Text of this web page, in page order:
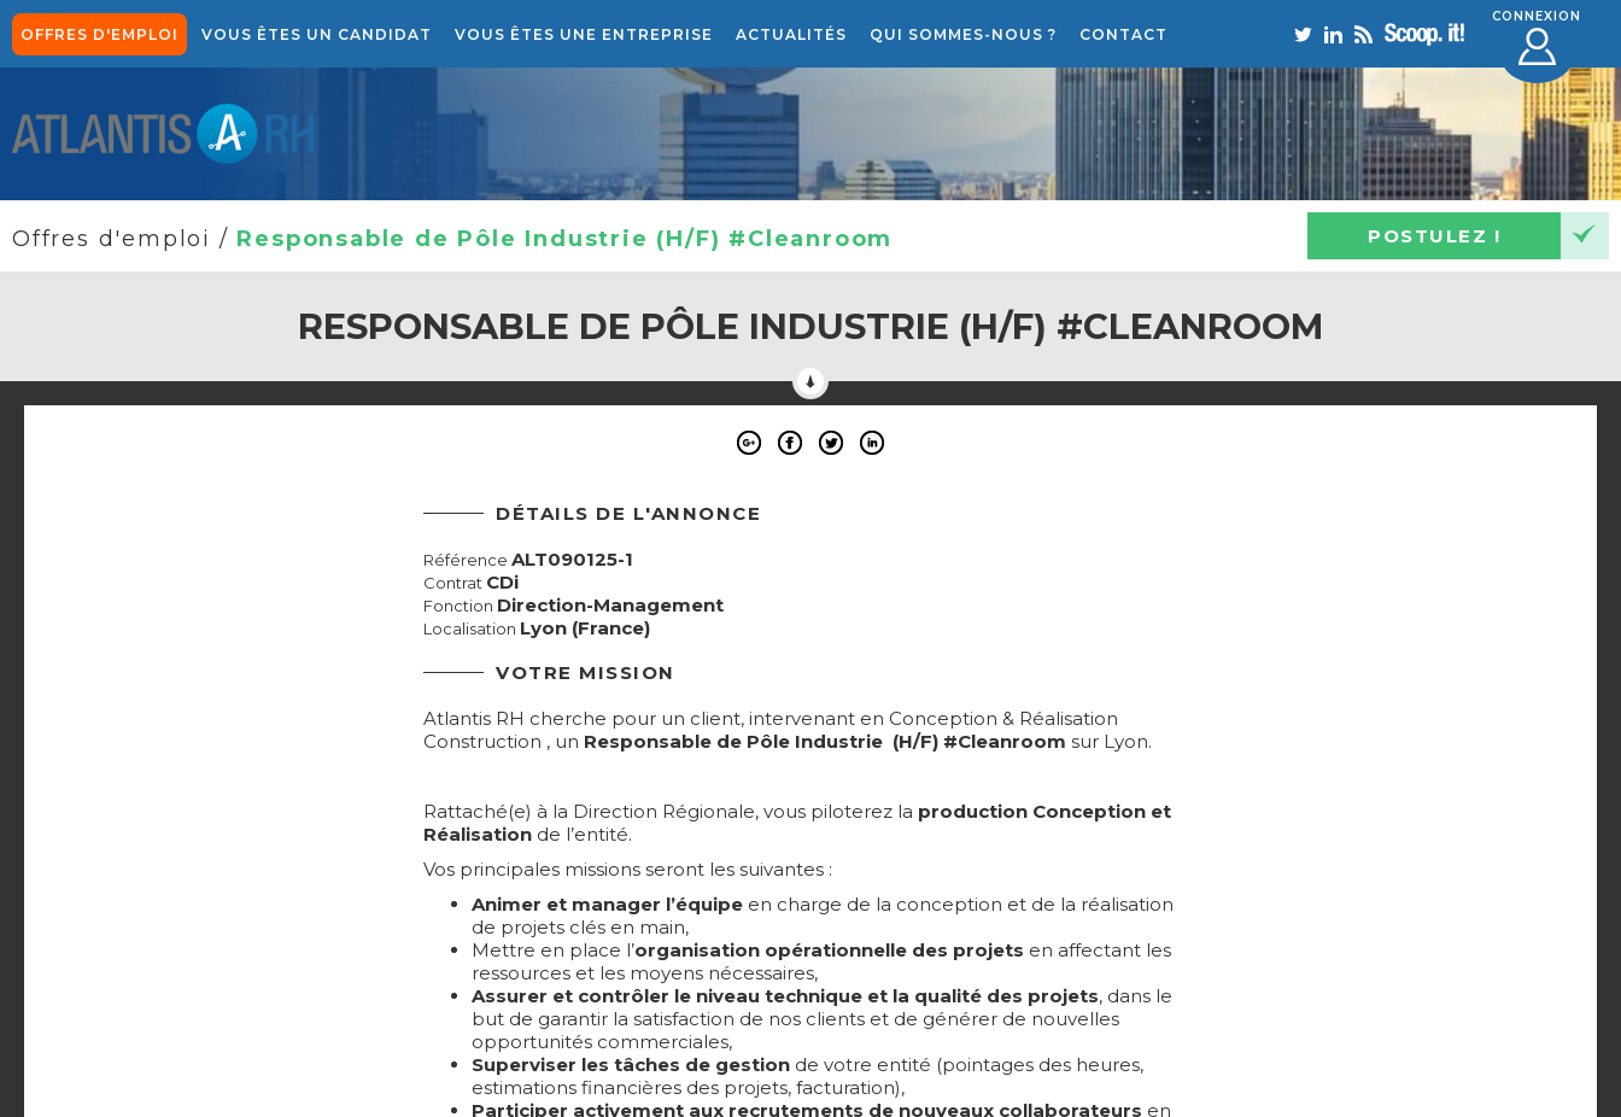
OFFRES D'EMPLOI VOUS ÊTES UN CANDIDAT VOUS ÊTES UNE ENTREPRISE ACTUALITÉS QUI SOMMES-NOUS ? CONTACT
CONNEXION
Offres d'emploi / Responsable de Pôle Industrie (H/F) #Cleanroom POSTULEZ !
RESPONSABLE DE PÔLE INDUSTRIE (H/F) #CLEANROOM
DÉTAILS DE L'ANNONCE
Référence ALT090125-1
Contrat CDi
Fonction Direction-Management
Localisation Lyon (France)
VOTRE MISSION
Atlantis RH cherche pour un client, intervenant en Conception & Réalisation
Construction , un Responsable de Pôle Industrie (H/F) #Cleanroom sur Lyon.
Rattaché(e) à la Direction Régionale, vous piloterez la production Conception et
Réalisation de l’entité.
Vos principales missions seront les suivantes :
Animer et manager l’équipe en charge de la conception et de la réalisation
de projets clés en main,
Mettre en place l’organisation opérationnelle des projets en affectant les
ressources et les moyens nécessaires,
Assurer et contrôler le niveau technique et la qualité des projets, dans le
but de garantir la satisfaction de nos clients et de générer de nouvelles
opportunités commerciales,
Superviser les tâches de gestion de votre entité (pointages des heures,
estimations financières des projets, facturation),
Participer activement aux recrutements de nouveaux collaborateurs en